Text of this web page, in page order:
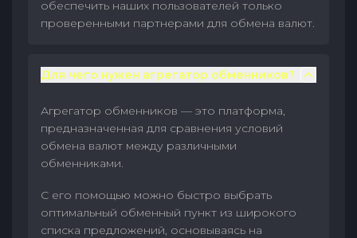
обеспечить наших пользователей только
проверенными партнерами для обмена валют.
Для чего нужен агрегатор обменников?
Агрегатор обменников — это платформа,
предназначенная для сравнения условий
обмена валют между различными
обменниками.
С его помощью можно быстро выбрать
оптимальный обменный пункт из широкого
списка предложений, основываясь на